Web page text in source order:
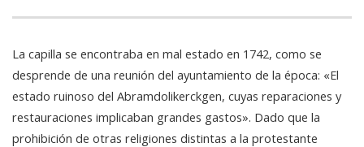
La capilla se encontraba en mal estado en 1742, como se
desprende de una reunión del ayuntamiento de la época: «El
estado ruinoso del Abramdolikerckgen, cuyas reparaciones y
restauraciones implicaban grandes gastos». Dado que la
prohibición de otras religiones distintas a la protestante